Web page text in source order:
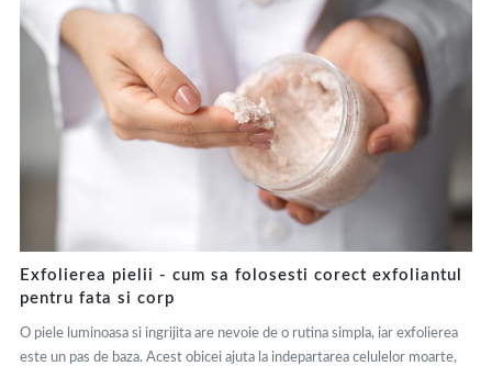
Exfolierea pielii - cum sa folosesti corect exfoliantul
pentru fata si corp
O piele luminoasa si ingrijita are nevoie de o rutina simpla, iar exfolierea
este un pas de baza. Acest obicei ajuta la indepartarea celulelor moarte,